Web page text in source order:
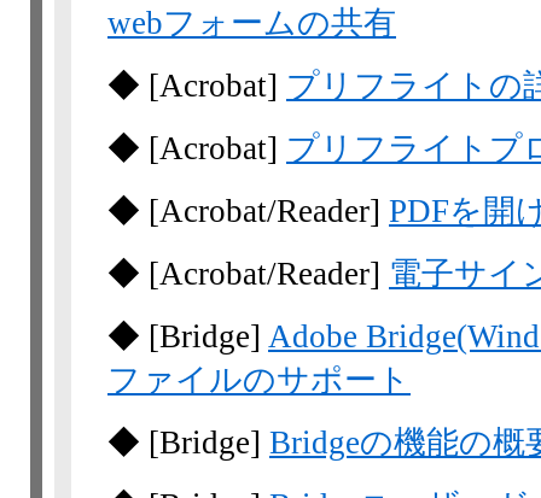
webフォームの共有
◆ [Acrobat] プリフライトの
◆ [Acrobat] プリフライトプ
◆ [Acrobat/Reader] PDFを開
◆ [Acrobat/Reader] 電子サイ
◆ [Bridge] Adobe
ファイルのサポート
◆ [Bridge] Bridgeの機能の概